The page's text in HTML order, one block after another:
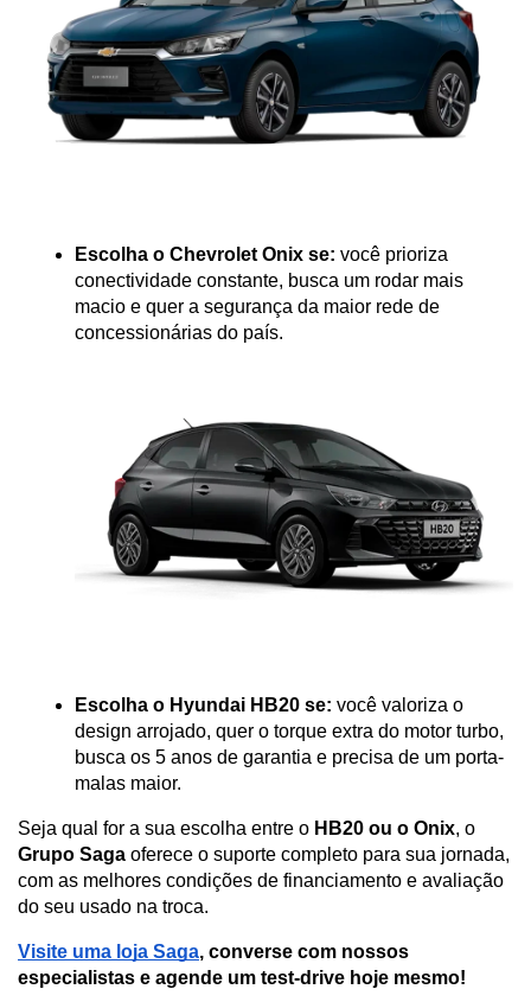
Escolha o Chevrolet Onix se: você prioriza
conectividade constante, busca um rodar mais
macio e quer a segurança da maior rede de
concessionárias do país.
Escolha o Hyundai HB20 se: você valoriza o
design arrojado, quer o torque extra do motor turbo,
busca os 5 anos de garantia e precisa de um porta-
malas maior.
Seja qual for a sua escolha entre o HB20 ou o Onix
Grupo Saga oferece o suporte completo para sua jornada,
com as melhores condições de financiamento e avaliação
do seu usado na troca.
Visite uma loja Saga, converse com nossos
especialistas e agende um test-drive hoje mesmo!